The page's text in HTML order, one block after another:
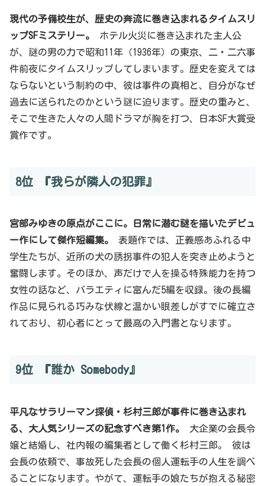
現代の予備校生が、歴史の奔流に巻き込まれるタイムスリ
ップSFミステリー。
ホテル火災に巻き込まれた主人公
が、謎の男の力で昭和11年（1936年）の東京、二・二六事
件前夜にタイムスリップしてしまいます。歴史を変えては
ならないという制約の中、彼は事件の真相と、自分がなぜ
過去に送られたのかという謎に迫ります。歴史の重みと、
そこで生きた人々の人間ドラマが胸を打つ、日本SF大賞受
賞作です。
8位 『我らが隣人の犯罪』
宮部みゆきの原点がここに。日常に潜む謎を描いたデビュ
ー作にして傑作短編集。
表題作では、正義感あふれる中
学生たちが、近所の犬の誘拐事件の犯人を突き止めようと
奮闘します。そのほか、声だけで人を操る特殊能力を持つ
女性の話など、バラエティに富んだ5編を収録。後の長編
作品に見られる巧みな伏線と温かい眼差しがすでに確立さ
れており、初心者にとって最高の入門書となります。
9位 『誰か Somebody』
平凡なサラリーマン探偵・杉村三郎が事件に巻き込まれ
る、大人気シリーズの記念すべき第1作。
大企業の会長令
嬢と結婚し、社内報の編集者として働く杉村三郎。 彼は
会長の依頼で、事故死した会長の個人運転手の人生を調べ
ることになります。やがて、運転手の娘たちが抱える秘密